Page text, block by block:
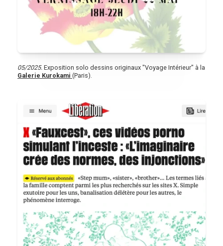
05/2025. Exposition solo dessins originaux "Voyage Intérieur" à la
Galerie Kurokami (Paris).